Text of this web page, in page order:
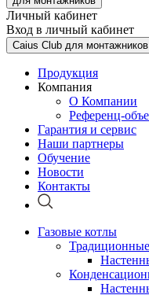
Личный кабинет
Вход в личный кабинет
Caius Club для монтажников
Продукция
Компания
О Компании
Референц-
Гарантия и сервис
Наши партнеры
Обучение
Новости
Контакты
Газовые котлы
Традиционные